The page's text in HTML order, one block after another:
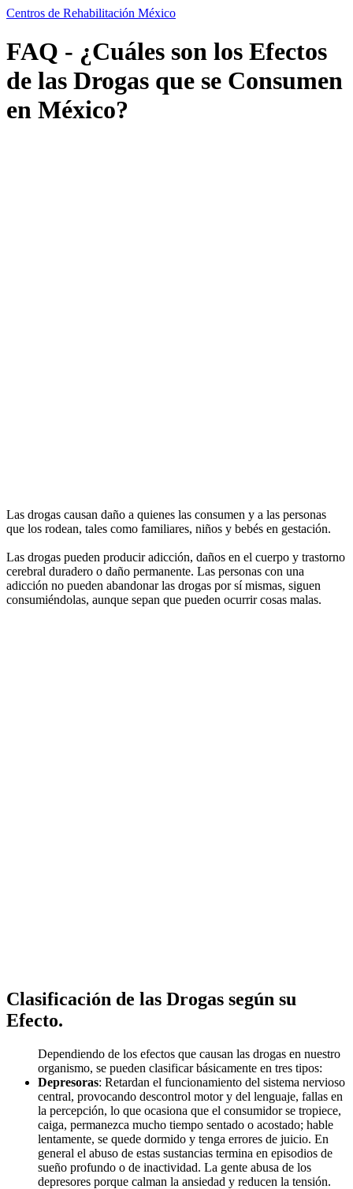
Centros de Rehabilitación México
FAQ - ¿Cuáles son los Efectos
de las Drogas que se Consumen
en México?
Las drogas causan daño a quienes las consumen y a las personas
que los rodean, tales como familiares, niños y bebés en gestación.
Las drogas pueden producir adicción, daños en el cuerpo y trastorno
cerebral duradero o daño permanente. Las personas con una
adicción no pueden abandonar las drogas por sí mismas, siguen
consumiéndolas, aunque sepan que pueden ocurrir cosas malas.
Clasificación de las Drogas según su
Efecto.
Dependiendo de los efectos que causan las drogas en nuestro
organismo, se pueden clasificar básicamente en tres tipos:
Depresoras: Retardan el funcionamiento del sistema nervioso
central, provocando descontrol motor y del lenguaje, fallas en
la percepción, lo que ocasiona que el consumidor se tropiece,
caiga, permanezca mucho tiempo sentado o acostado; hable
lentamente, se quede dormido y tenga errores de juicio. En
general el abuso de estas sustancias termina en episodios de
sueño profundo o de inactividad. La gente abusa de los
depresores porque calman la ansiedad y reducen la tensión.